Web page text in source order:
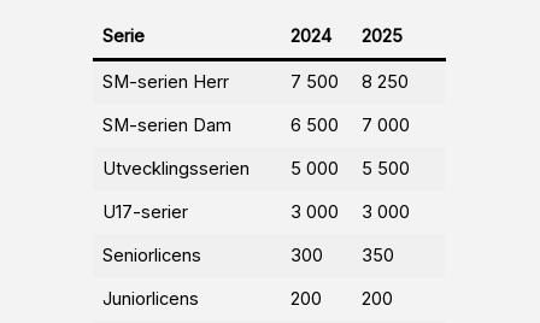
Serie 2024 2025
SM-serien Herr 7 500
8 250
SM-serien Dam
6 500
7 000
Utvecklingsserien
5 000
5 500
U17-serier
3 000
3 000
Seniorlicens
300
350
Juniorlicens
200
200